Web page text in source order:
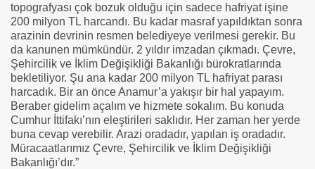
topografyası çok bozuk olduğu için sadece hafriyat işine
200 milyon TL harcandı. Bu kadar masraf yapıldıktan sonra
arazinin devrinin resmen belediyeye verilmesi gerekir. Bu
da kanunen mümkündür. 2 yıldır imzadan çıkmadı. Çevre,
Şehircilik ve İklim Değişikliği Bakanlığı bürokratlarında
bekletiliyor. Şu ana kadar 200 milyon TL hafriyat parası
harcadık. Bir an önce Anamur’a yakışır bir hal yapayım.
Beraber gidelim açalım ve hizmete sokalım. Bu konuda
Cumhur İttifakı’nın eleştirileri saklıdır. Her zaman her yerde
buna cevap verebilir. Arazi oradadır, yapılan iş oradadır.
Müracaatlarımız Çevre, Şehircilik ve İklim Değişikliği
Bakanlığı’dır.”